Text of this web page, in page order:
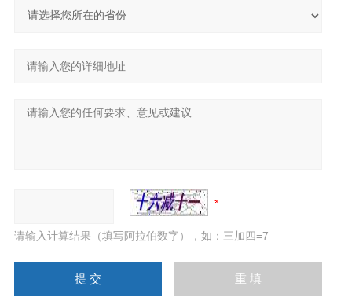
请输入计算结果（填写阿拉伯数字），如：三加四=7